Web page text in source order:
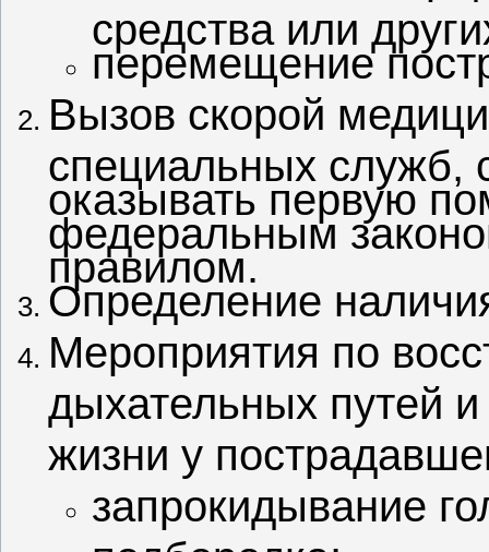
средства или
перемещение
Вызов скорой
специальных служб,
оказывать первую
федеральным
правилом.
Определение
Мероприятия по
дыхательных путей
жизни у
запрокидывание